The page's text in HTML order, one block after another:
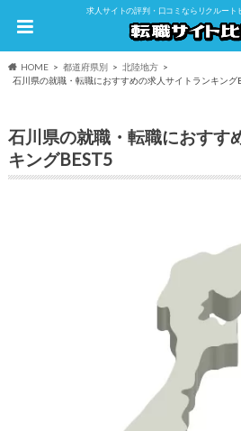
求人サイトの評判・口コミならリクルート
HOME 都道府県別
北陸地方
石川県の就職・転職におすすめの求人サイトランキング
石川県の就職・転職におすす
キングBEST5